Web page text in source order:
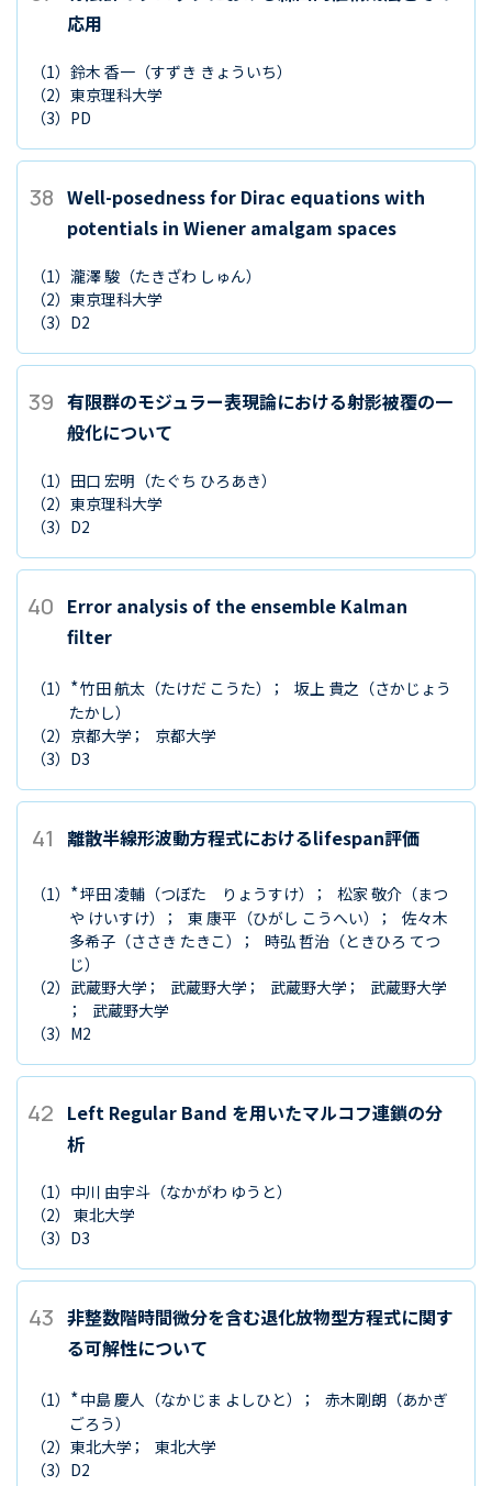
応用
（1） 鈴木 香一 （すずき きょういち）
（2） 東京理科大学
（3） PD
38 Well-posedness for Dirac equations with
potentials in Wiener amalgam spaces
（1） 瀧澤 駿 （たきざわ しゅん）
（2） 東京理科大学
（3） D2
39 有限群のモジュラー表現論における射影被覆の一
般化について
（1） 田口 宏明 （たぐち ひろあき）
（2） 東京理科大学
（3） D2
40 Error analysis of the ensemble Kalman
filter
（1） *竹田 航太 （たけだ こうた） 坂上 貴之 （さかじょう
たかし）
（2） 京都大学
京都大学
（3） D3
41 離散半線形波動方程式におけるlifespan評価
（1） *坪田 凌輔 （つぼた りょうすけ） 松家 敬介 （まつ
や けいすけ）
東 康平 （ひがし こうへい）
佐々木
多希子 （ささき たきこ） 時弘 哲治 （ときひろ てつ
じ）
（2） 武蔵野大学 武蔵野大学 武蔵野大学
武蔵野大学
武蔵野大学
（3） M2
42 Left Regular Band を用いたマルコフ連鎖の分
析
（1） 中川 由宇斗 （なかがわ ゆうと）
（2）
東北大学
（3） D3
43 非整数階時間微分を含む退化放物型方程式に関す
る可解性について
（1） *中島 慶人 （なかじま よしひと） 赤木剛朗 （あかぎ
ごろう）
（2） 東北大学
東北大学
（3） D2